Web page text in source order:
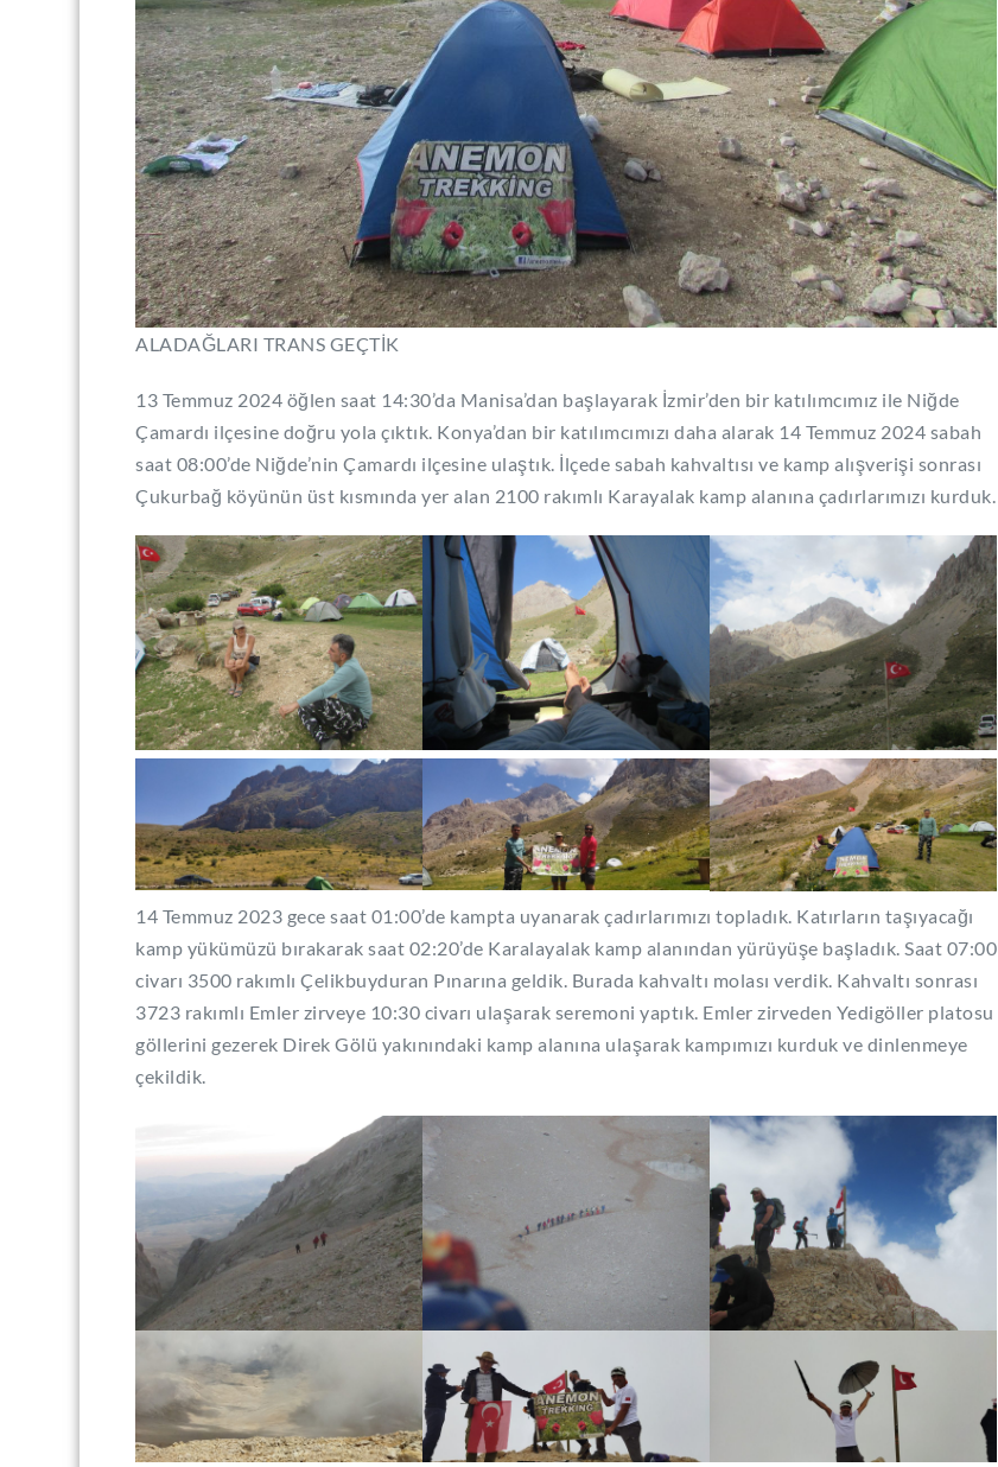
ALADAĞLARI TRANS GEÇTİK
13 Temmuz 2024 öğlen saat 14:30’da Manisa’dan başlayarak İzmir’den bir katılımcımız ile Niğde
Çamardı ilçesine doğru yola çıktık. Konya’dan bir katılımcımızı daha alarak 14 Temmuz 2024 sabah
saat 08:00’de Niğde’nin Çamardı ilçesine ulaştık. İlçede sabah kahvaltısı ve kamp alışverişi sonrası
Çukurbağ köyünün üst kısmında yer alan 2100 rakımlı Karayalak kamp alanına çadırlarımızı kurduk.
14 Temmuz 2023 gece saat 01:00’de kampta uyanarak çadırlarımızı topladık. Katırların taşıyacağı
kamp yükümüzü bırakarak saat 02:20’de Karalayalak kamp alanından yürüyüşe başladık. Saat 07:00
civarı 3500 rakımlı Çelikbuyduran Pınarına geldik. Burada kahvaltı molası verdik. Kahvaltı sonrası
3723 rakımlı Emler zirveye 10:30 civarı ulaşarak seremoni yaptık. Emler zirveden Yedigöller platosu
göllerini gezerek Direk Gölü yakınındaki kamp alanına ulaşarak kampımızı kurduk ve dinlenmeye
çekildik.